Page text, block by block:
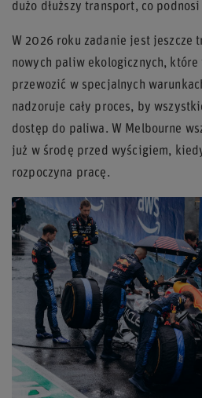
dużo dłuższy transport, co
W 2026 roku zadanie jest jeszcze
nowych paliw ekologicznych,
przewozić w specjalnych
nadzoruje cały proces, by
dostęp do paliwa. W Melbourne
już w środę przed wyścigiem,
rozpoczyna pracę.